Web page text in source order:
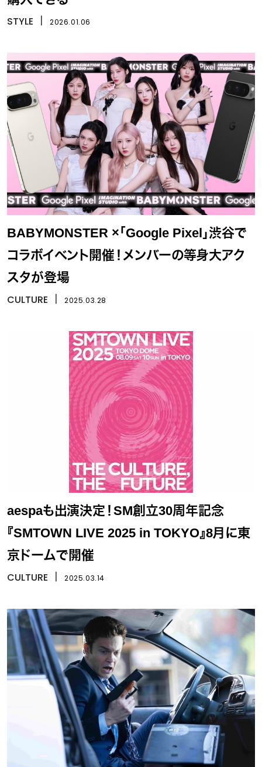
STYLE 2026.01.06
BABYMONSTER ×「Google Pixel」渋谷で
コラボイベント開催！メンバーの等身大アク
スタが登場
CULTURE 2025.03.28
aespaも出演決定！SM創立30周年記念
『SMTOWN LIVE 2025 in TOKYO』8月に東
京ドームで開催
CULTURE 2025.03.14